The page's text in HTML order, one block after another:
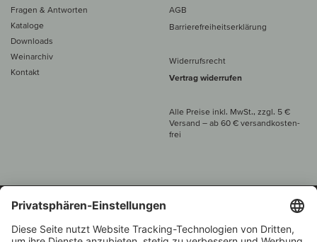
Fragen & Antworten
Kataloge
Downloads
Weinarchiv
Kontakt
AGB
Barrierefreiheitserklärung
Widerrufsrecht
Vertrag widerrufen
Alle Preise inkl. MwSt., zzgl. 5 €
Versand – ab 60 € versand­kosten­
frei
Beratung unter
+49 421 696 797-0